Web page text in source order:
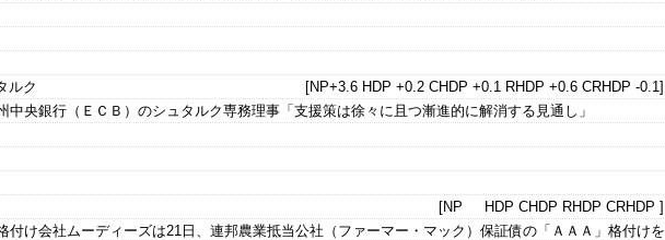
ルク
[NP+3.6 HDP +0.2 CHDP +0.1 RHDP +0.6 CRHDP -0.1]
中央銀行（ＥＣＢ）のシュタルク専務理事「支援策は徐々に且つ漸進的に解消する見通し」
[NP HDP CHDP RHDP CRHDP ]
付け会社ムーディーズは21日、連邦農業抵当公社（ファーマー・マック）保証債の「ＡＡＡ」格付けを